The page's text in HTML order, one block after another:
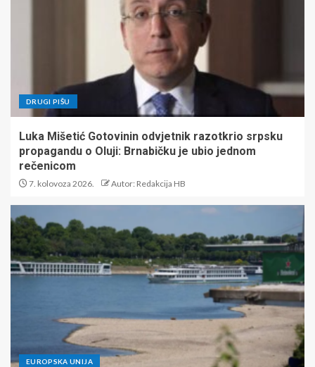
DRUGI PIŠU
Luka Mišetić Gotovinin odvjetnik razotkrio srpsku
propagandu o Oluji: Brnabičku je ubio jednom
rečenicom
7. kolovoza 2026. Autor: Redakcija HB
EUROPSKA UNIJA